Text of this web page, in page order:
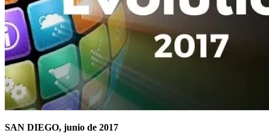
SAN DIEGO, junio de 2017